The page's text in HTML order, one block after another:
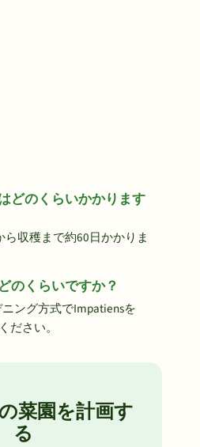
どのくらいかかります
収穫まで約60日かかりま
のくらいですか？
ング方式でImpatiensを
ださい。
菜園を計画す
る